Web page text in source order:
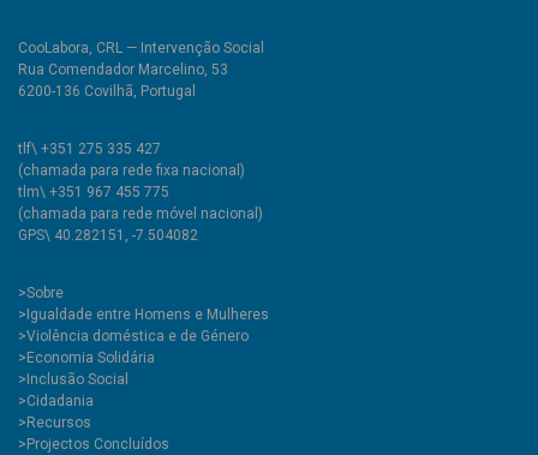
CooLabora, CRL — Intervenção Social
Rua Comendador Marcelino, 53
6200-136 Covilhã, Portugal
tlf\ +351 275 335 427
(chamada para rede fixa nacional)
tlm\ +351 967 455 775
(chamada para rede móvel nacional)
GPS\ 40.282151, -7.504082
>Sobre
>Igualdade entre Homens e Mulheres
>Violência doméstica e de Género
>Economia Solidária
>Inclusão Social
>Cidadania
>Recursos
>Projectos Concluídos